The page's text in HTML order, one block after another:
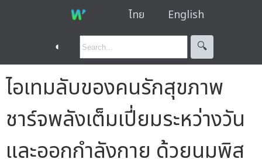
ไทย English
◐ 🔍︎
ไอเทมลับของคนรักสุขภาพ
ชาร์จพลังเต็มเปี่ยมระหว่างวัน
และออกกำลังกาย ด้วยนมพิส